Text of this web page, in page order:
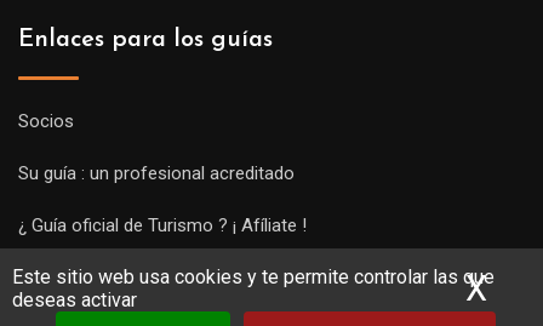
Este sitio web usa cookies y te permite controlar las que
deseas activar
X
Enlaces para los guías
Socios
Su guía : un profesional acreditado
¿ Guía oficial de Turismo ? ¡ Afíliate !
Subir una visita y empezar a trabajar !